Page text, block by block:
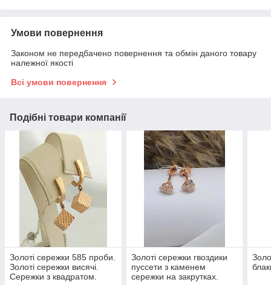
Умови повернення
Законом не передбачено повернення та обмін даного товару
належної якості
Всі умови повернення
Подібні товари компанії
Золоті сережки 585 проби.
Золоті сережки висячі.
Сережки з квадратом.
Золоті сережки гвоздики
пуссети з каменем
сережки на закрутках.